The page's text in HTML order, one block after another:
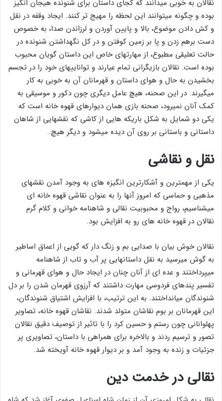
نقالان به خوبی میدانند که کجای داستان برای شنونده هیجان انگیز
بوده و چگونه میتوانند این لحظه را مهیج تر کنند. ایجاد وقفه در نقل
و کش دادن موضوع، بالا و پایین آوردن و لرزاندن صدا، به خصوص
دست برهم زدن و پا بر زمین کوفتن و در کل نگهداشتن شنونده در
حالت تعلیقی مطبوع، از مهارتهای خاص این داستان گویان محبوب
بوده است. نقالان بازیگرانی تمام عیارند و تواناییهای خود را در تجسم
بخشیدن به حال و هوای داستان و قهرمانان آن به خوبی به کار
میگیرند. در این صحنه، هیچ عامل دیگری چون دکور و موسیقی به
کمک آنان نمیرود، صحنه بازی همان دیوارهای قهوه خانه است که
یکی دو شمایل به شکل باریکه هایی از کاشی که نقشهایی از شاهان
داستانی و باستانی بر روی آن دیده میشود و دیگر هیچ..
نقل و نقاشی
یکی از مهمترین و آشکارترین انگیزه های به وجود آمدن نقشهای
مذهبی و حماسی که امروز آنها را به عنوان نقاشی قهوه خانه ای
میشناسیم، رواج و محبوبیت نقالی و شاهنامه خوانی و کلام گرم
نقالان در قهوه خانه های رو به افزایش بود.
نقالان خوش بیان با صدایی بم و زنگ دار که گویی از اعماق اساطیر
به گوش میرسید به نقل داستانهایی پر آب و تاب از شاهنامه
میپرداختند و عده ای از آنان چنان در ایجاد حال و هوای قهرمانی و
تفسیر پندهای فردوسی مهارت داشتند که آرزوی قهرمان شدن را بر دل
شنوندگان میانداختند. به این ترتیب، با افزایش اشتیاق شنوندگان،
این قهرمانان بر بوم نقاشان متولد شدند. نقاشان قهوه خانه، تصاویر
پهلوانانی چون رستم و حسین کرد را با تاثیر از توصیف دقیق نقالان
تصور و ترسیم ردند و بالاخره برای همراهی با داستان، تصاویری پر
جزئیات و زنده به وجود آمد و بر دیوار قهوه خانه آویخته شد.
نقالی در خدمت دین